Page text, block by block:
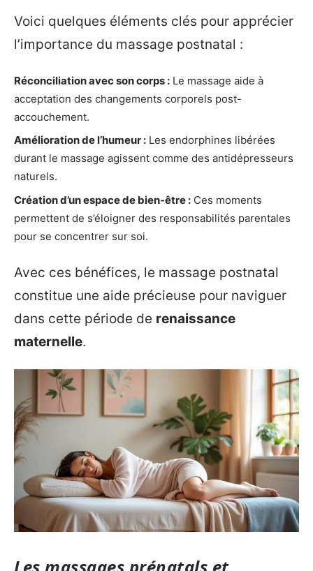
Voici quelques éléments clés pour apprécier
l’importance du massage postnatal :
Réconciliation avec son corps : Le massage aide à
acceptation des changements corporels post-
accouchement.
Amélioration de l’humeur : Les endorphines libérées
durant le massage agissent comme des antidépresseurs
naturels.
Création d’un espace de bien-être : Ces moments
permettent de s’éloigner des responsabilités parentales
pour se concentrer sur soi.
Avec ces bénéfices, le massage postnatal
constitue une aide précieuse pour naviguer
dans cette période de renaissance
maternelle.